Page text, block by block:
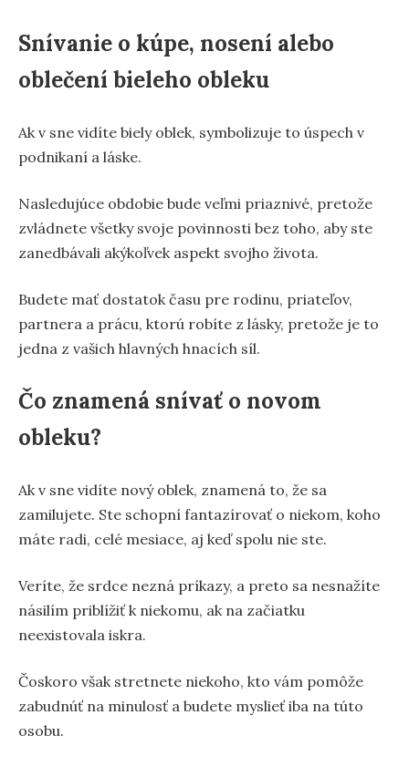
Snívanie o kúpe, nosení alebo
oblečení bieleho obleku
Ak v sne vidíte biely oblek, symbolizuje to úspech v
podnikaní a láske.
Nasledujúce obdobie bude veľmi priaznivé, pretože
zvládnete všetky svoje povinnosti bez toho, aby ste
zanedbávali akýkoľvek aspekt svojho života.
Budete mať dostatok času pre rodinu, priateľov,
partnera a prácu, ktorú robíte z lásky, pretože je to
jedna z vašich hlavných hnacích síl.
Čo znamená snívať o novom
obleku?
Ak v sne vidíte nový oblek, znamená to, že sa
zamilujete. Ste schopní fantazírovať o niekom, koho
máte radi, celé mesiace, aj keď spolu nie ste.
Veríte, že srdce nezná príkazy, a preto sa nesnažíte
násilím priblížiť k niekomu, ak na začiatku
neexistovala iskra.
Čoskoro však stretnete niekoho, kto vám pomôže
zabudnúť na minulosť a budete myslieť iba na túto
osobu.